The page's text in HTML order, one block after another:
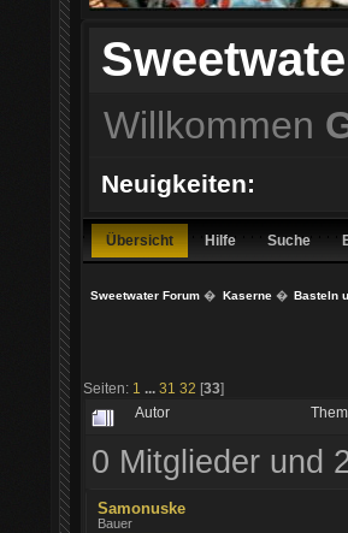
Willkommen
Neuigkeiten:
Übersicht Hilfe Suche
Sweetwater Forum � Kaserne� Basteln
Seiten: 1 ... 31 32 [33]
Autor
0 Mitglieder und
Samonuske
Bauer